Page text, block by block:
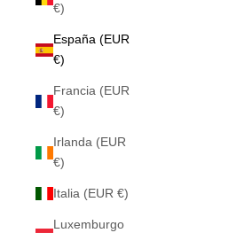
€)
España (EUR
€)
Francia (EUR
€)
Irlanda (EUR
€)
Italia (EUR €)
Luxemburgo